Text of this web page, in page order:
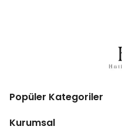
Popüler Kategoriler
Kurumsal